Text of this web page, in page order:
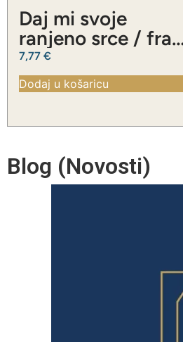
Daj mi svoje
ranjeno srce / fra
Slavko Barbarić
7,77 €
Dodaj u košaricu
Blog (Novosti)